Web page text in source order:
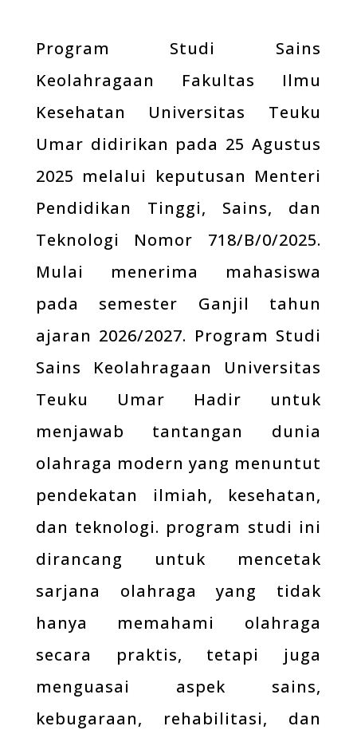
Program Studi Sains
Keolahragaan Fakultas Ilmu
Kesehatan Universitas Teuku
Umar didirikan pada 25 Agustus
2025 melalui keputusan Menteri
Pendidikan Tinggi, Sains, dan
Teknologi Nomor 718/B/0/2025.
Mulai menerima mahasiswa
pada semester Ganjil tahun
ajaran 2026/2027. Program Studi
Sains Keolahragaan Universitas
Teuku Umar Hadir untuk
menjawab tantangan dunia
olahraga modern yang menuntut
pendekatan ilmiah, kesehatan,
dan teknologi. program studi ini
dirancang untuk mencetak
sarjana olahraga yang tidak
hanya memahami olahraga
secara praktis, tetapi juga
menguasai aspek sains,
kebugaraan, rehabilitasi, dan